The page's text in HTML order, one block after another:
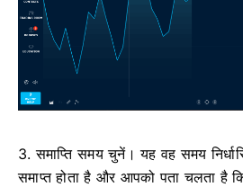
3. समाप्ति समय चुनें। यह वह समय
समाप्त होता है और आपको पता चलता है